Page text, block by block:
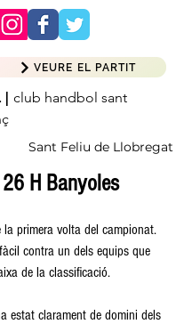
| club handbol sant
Sant Feliu de Llobregat
VEURE EL PARTIT
H Banyoles
la primera volta del campionat.
contra un dels equips que
de la classificació.
estat clarament de domini dels